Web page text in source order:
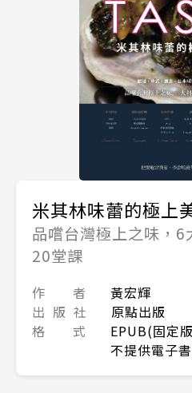
米其林味蕾的極上
品嚐台灣極上之味，6
20堂課
作 者
黃宏輝
出 版 社
原點出版
格 式
EPUB(固定
不提供電子